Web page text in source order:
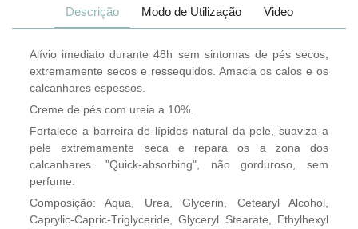
Descrição Modo de Utilização Video
Alívio imediato durante 48h sem sintomas de pés secos,
extremamente secos e ressequidos. Amacia os calos e os
calcanhares espessos.
Creme de pés com ureia a 10%.
Fortalece a barreira de lípidos natural da pele, suaviza a
pele extremamente seca e repara os a zona dos
calcanhares. "Quick-absorbing", não gorduroso, sem
perfume.
Composição: Aqua, Urea, Glycerin, Cetearyl Alcohol,
Caprylic-Capric-Triglyceride, Glyceryl Stearate, Ethylhexyl